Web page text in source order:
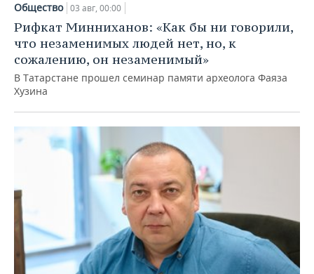
Общество 03 авг, 00:00
Рифкат Минниханов: «Как бы ни говорили,
что незаменимых людей нет, но, к
сожалению, он незаменимый»
В Татарстане прошел семинар памяти археолога Фаяза
Хузина